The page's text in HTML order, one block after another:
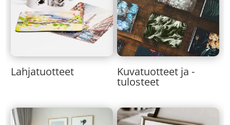
Lahjatuotteet Kuvatuotteet ja -
tulosteet